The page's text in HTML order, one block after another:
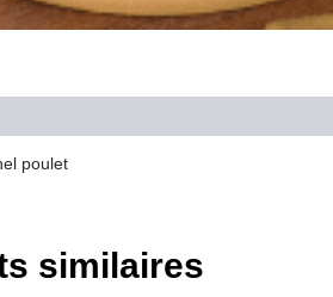
poulet
similaires